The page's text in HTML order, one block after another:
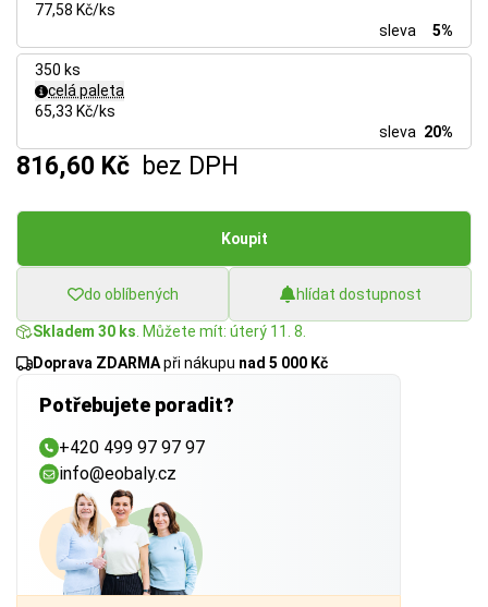
77,58 Kč/ks
sleva
5%
350 ks
celá paleta
65,33 Kč/ks
sleva 20%
816,60 Kč bez DPH
Koupit
do oblíbených hlídat dostupnost
Skladem 30 ks . Můžete mít: úterý 11. 8.
Doprava ZDARMApři nákupu nad 5 000 Kč
Potřebujete poradit?
+420 499 97 97 97
info@eobaly.cz